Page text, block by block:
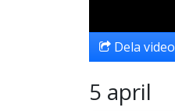
Dela video
5 april